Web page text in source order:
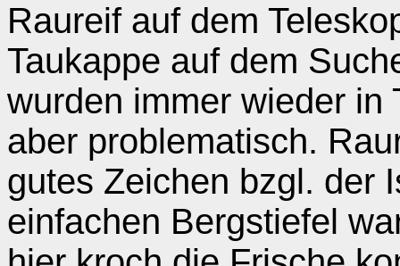
Raureif auf dem
Taukappe auf dem
wurden immer wieder in
aber problematisch.
gutes Zeichen bzgl. der
einfachen Bergstiefel